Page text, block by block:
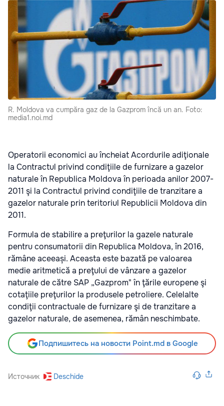
R. Moldova va cumpăra gaz de la Gazprom încă un an. Foto:
media1.noi.md
Operatorii economici au încheiat Acordurile adiţionale
la Contractul privind condiţiile de furnizare a gazelor
naturale în Republica Moldova în perioada anilor 2007-
2011 şi la Contractul privind condiţiile de tranzitare a
gazelor naturale prin teritoriul Republicii Moldova din
2011.
Formula de stabilire a preţurilor la gazele naturale
pentru consumatorii din Republica Moldova, în 2016,
rămâne aceeași. Aceasta este bazată pe valoarea
medie aritmetică a preţului de vânzare a gazelor
naturale de către SAP „Gazprom" în ţările europene şi
cotaţiile preţurilor la produsele petroliere. Celelalte
condiţii contractuale de furnizare şi de tranzitare a
gazelor naturale, de asemenea, rămân neschimbate.
Подпишитесь на новости Point.md в Google
Источник Deschide